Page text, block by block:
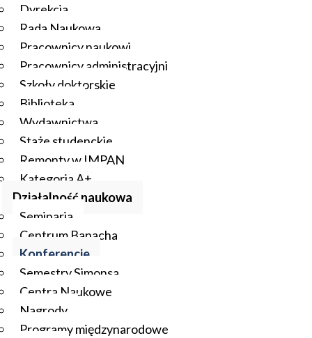
Dyrekcja
Rada Naukowa
Pracownicy naukowi
Pracownicy administracyjni
Szkoły doktorskie
Biblioteka
Wydawnictwa
Staże studenckie
Remonty w IMPAN
Kategoria A+
Działalność naukowa
Seminaria
Centrum Banacha
Konferencje
Semestry Simonsa
Centra Naukowe
Nagrody
Programy międzynarodowe